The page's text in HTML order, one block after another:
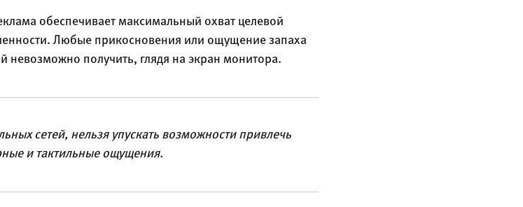
обеспечивает максимальный охват целевой
Любые прикосновения или ощущение запаха
невозможно получить, глядя на экран монитора.
сетей, нельзя упускать возможности привлечь
и тактильные ощущения.